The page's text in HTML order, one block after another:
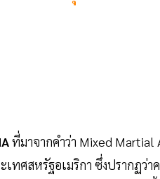
ที่มาจากคำว่า Mixed Martial
เทศสหรัฐอเมริกา ซึ่งปรากฏว่